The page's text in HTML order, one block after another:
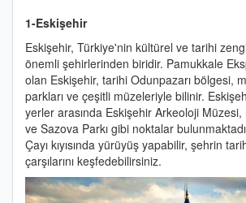
1-Eskişehir
Eskişehir, Türkiye'nin kültürel ve tarihi
önemli şehirlerinden biridir. Pamukkale
olan Eskişehir, tarihi Odunpazarı bölgesi,
parkları ve çeşitli müzeleriyle bilinir.
yerler arasında Eskişehir Arkeoloji Müzesi,
ve Sazova Parkı gibi noktalar
Çayı kıyısında yürüyüş yapabilir, şehrin
çarşılarını keşfedebilirsiniz.